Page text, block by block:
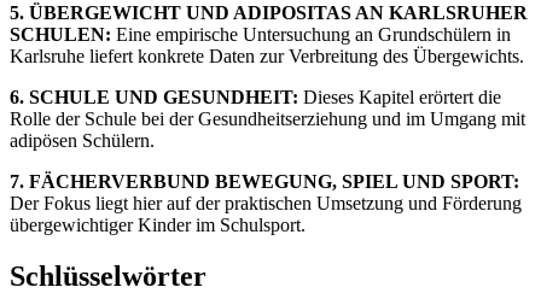
5. ÜBERGEWICHT UND ADIPOSITAS AN KARLSRUHER
SCHULEN: Eine empirische Untersuchung an Grundschülern in
Karlsruhe liefert konkrete Daten zur Verbreitung des Übergewichts.
6. SCHULE UND GESUNDHEIT: Dieses Kapitel erörtert die
Rolle der Schule bei der Gesundheitserziehung und im Umgang mit
adipösen Schülern.
7. FÄCHERVERBUND BEWEGUNG, SPIEL UND SPORT:
Der Fokus liegt hier auf der praktischen Umsetzung und Förderung
übergewichtiger Kinder im Schulsport.
Schlüsselwörter